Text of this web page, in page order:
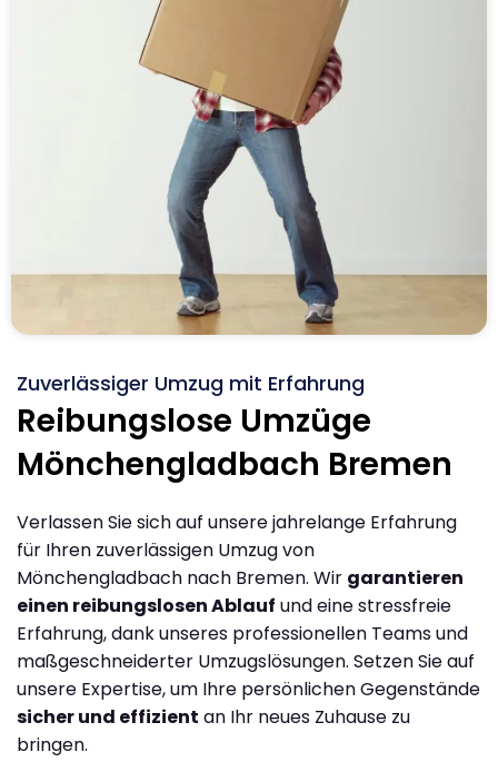
Zuverlässiger Umzug mit Erfahrung
Reibungslose Umzüge
Mönchengladbach Bremen
Verlassen Sie sich auf unsere jahrelange Erfahrung
für Ihren zuverlässigen Umzug von
Mönchengladbach nach Bremen. Wir garantieren
einen reibungslosen Ablauf und eine stressfreie
Erfahrung, dank unseres professionellen Teams und
maßgeschneiderter Umzugslösungen. Setzen Sie auf
unsere Expertise, um Ihre persönlichen Gegenstände
sicher und effizient an Ihr neues Zuhause zu
bringen.